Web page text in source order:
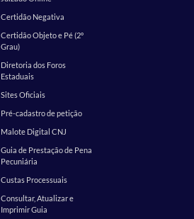
Certidão Negativa
Certidão Objeto e Pé (2º
Grau)
Diretoria dos Foros
Estaduais
Sites Oficiais
Pré-cadastro de petição
Malote Digital CNJ
Guia de Prestação de Pena
Pecuniária
Custas Processuais
Consultar, Atualizar e
Imprimir Guia